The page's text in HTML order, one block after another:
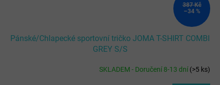
387 Kč
–34 %
Pánské/Chlapecké sportovní tričko JOMA T-SHIRT COMBI
GREY S/S
SKLADEM - Doručení 8-13 dní(>5 ks)